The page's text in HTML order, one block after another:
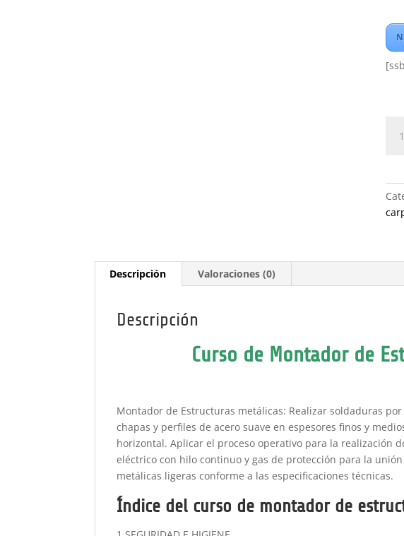
Descripción Valoraciones (0)
Descripción
Curso de Montador de
Montador de Estructuras metálicas: Realizar soldaduras
chapas y perfiles de acero suave en espesores finos y
horizontal. Aplicar el proceso operativo para la realización
eléctrico con hilo continuo y gas de protección para la
metálicas ligeras conforme a las especificaciones técnicas.
Índice del curso de montador de